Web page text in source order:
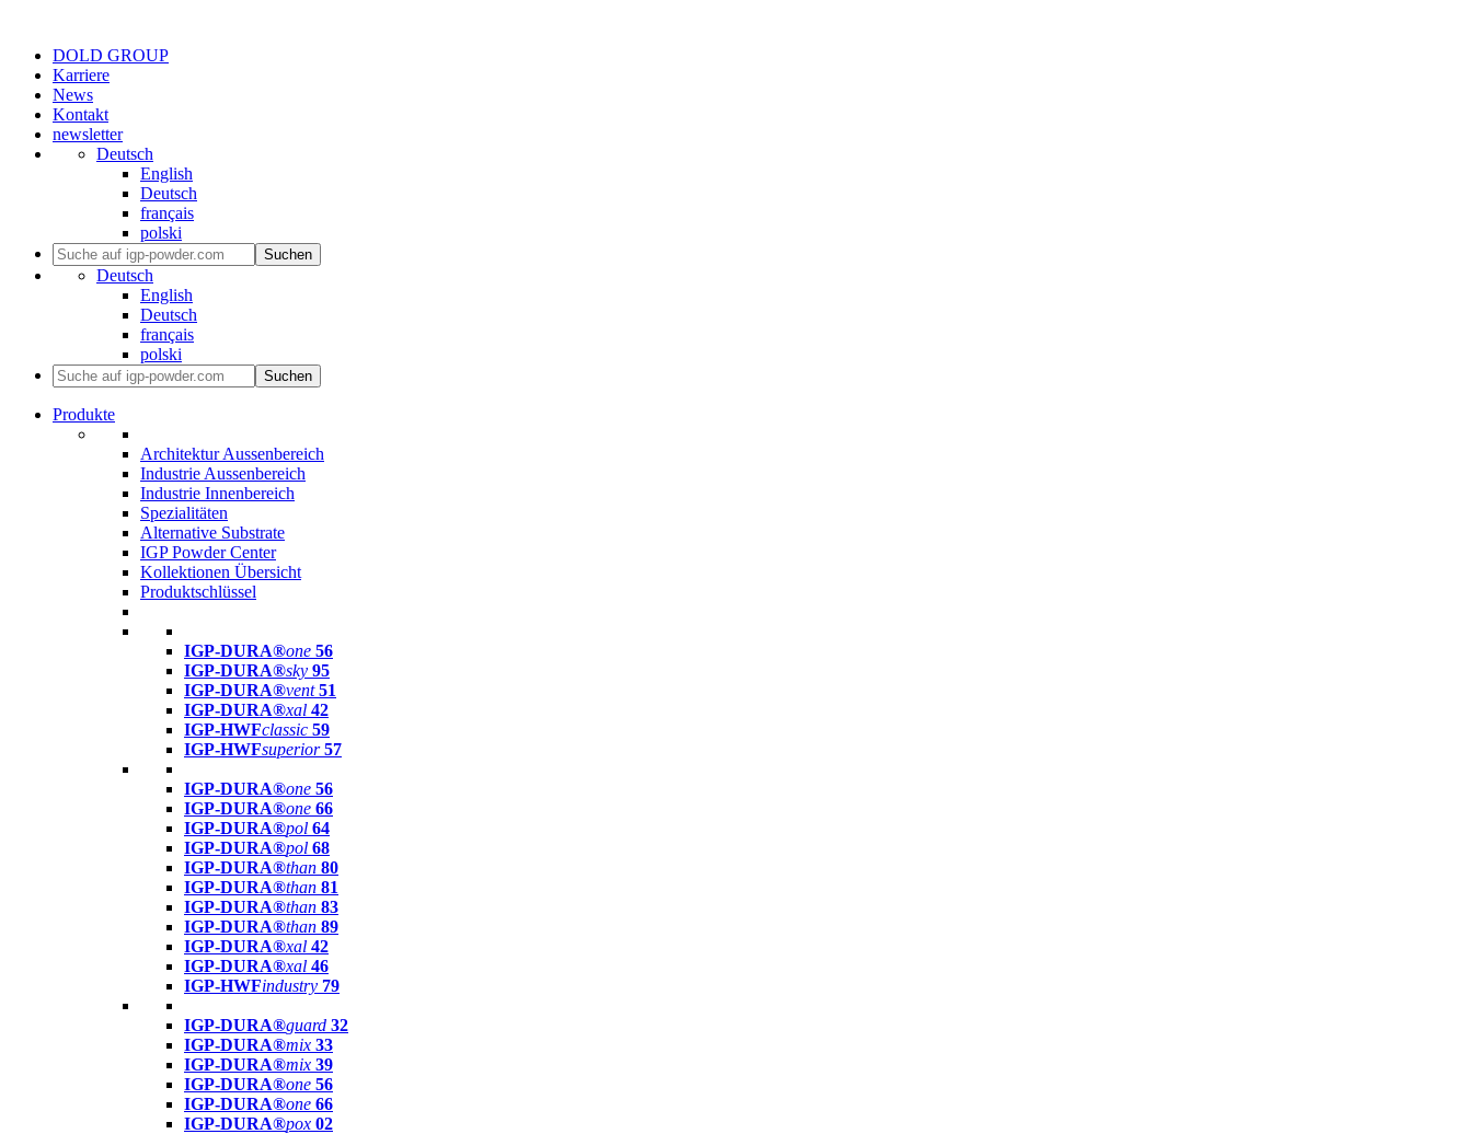
DOLD GROUP
Karriere
News
Kontakt
newsletter
Deutsch
English
Deutsch
français
polski
Suchen
Deutsch
English
Deutsch
français
polski
Suchen
Produkte
Architektur Aussenbereich
Industrie Aussenbereich
Industrie Innenbereich
Spezialitäten
Alternative Substrate
IGP Powder Center
Kollektionen Übersicht
Produktschlüssel
IGP-DURA®one 56
IGP-DURA®sky 95
IGP-DURA®vent 51
IGP-DURA®xal 42
IGP-HWFclassic 59
IGP-HWFsuperior 57
IGP-DURA®one 56
IGP-DURA®one 66
IGP-DURA®pol 64
IGP-DURA®pol 68
IGP-DURA®than 80
IGP-DURA®than 81
IGP-DURA®than 83
IGP-DURA®than 89
IGP-DURA®xal 42
IGP-DURA®xal 46
IGP-HWFindustry 79
IGP-DURA®guard 32
IGP-DURA®mix 33
IGP-DURA®mix 39
IGP-DURA®one 56
IGP-DURA®one 66
IGP-DURA®pox 02